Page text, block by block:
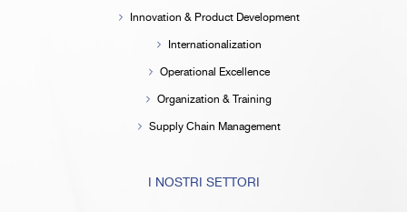
Innovation & Product Development
Internationalization
Operational Excellence
Organization & Training
Supply Chain Management
I NOSTRI SETTORI